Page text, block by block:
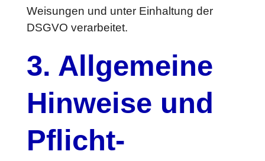
Weisungen und unter Einhaltung der
DSGVO verarbeitet.
3. Allgemeine
Hinweise und
Pflicht­